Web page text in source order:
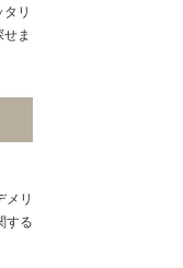
リ
ま
メリ
する